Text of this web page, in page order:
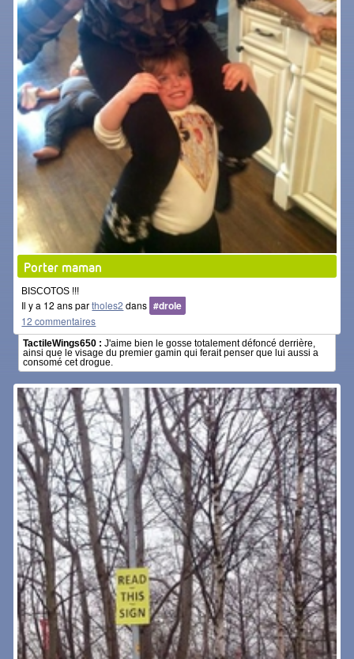
Porter maman
BISCOTOS !!!
Il y a 12 ans partholes2 dans #drole
12 commentaires
TactileWings650 : J'aime bien le gosse totalement défoncé derrière,
ainsi que le visage du premier gamin qui ferait penser que lui aussi a
consomé cet drogue.